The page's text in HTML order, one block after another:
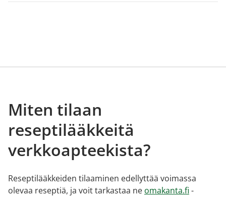
Miten tilaan
reseptilääkkeitä
verkkoapteekista?
Reseptilääkkeiden tilaaminen edellyttää voimassa
olevaa reseptiä, ja voit tarkastaa ne omakanta.fi -